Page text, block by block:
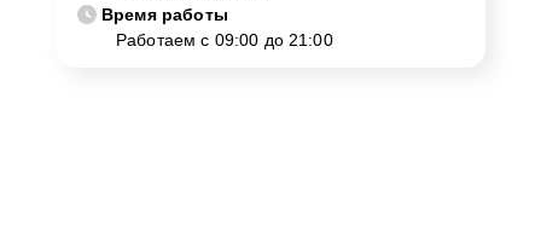
Время работы
Работаем с 09:00 до 21:00